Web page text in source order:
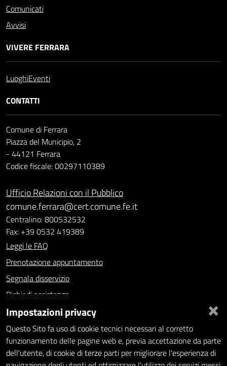
Comunicati
Avvisi
VIVERE FERRARA
LuoghiEventi
CONTATTI
Comune di Ferrara
Piazza del Municipio, 2
- 44121 Ferrara
Codice fiscale: 00297110389
Ufficio Relazioni con il Pubblico
comune.ferrara@cert.comune.fe.it
Centralino: 800532532
Fax: +39 0532 419389
Leggi le FAQ
Prenotazione appuntamento
Segnala disservizio
Richiedi assistenza
Statistiche dei Siti web
Intranet - accesso riservato
Amministrazione trasparente
×
Impostazioni privacy
Questo Sito fa uso di cookie tecnici necessari al corretto
funzionamento delle pagine web e, previa accettazione da parte
dell'utente, di cookie di terze parti per migliorare l'esperienza di